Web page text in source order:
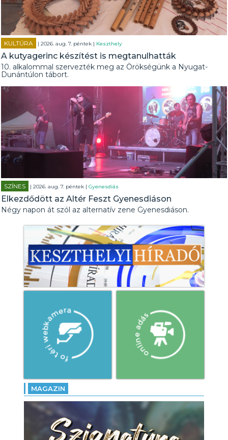
KULTÚRA | 2026. aug. 7. péntek | Keszthely
A kutyagerinc készítést is megtanulhatták
10. alkalommal szervezték meg az Örökségünk a Nyugat-
Dunántúlon tábort.
SZÍNES | 2026. aug. 7. péntek |Gyenesdiás
Elkezdődött az Altér Feszt Gyenesdiáson
Négy napon át szól az alternatív zene Gyenesdiáson.
MAGAZIN